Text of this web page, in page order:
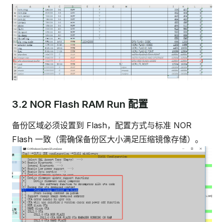
3.2 NOR Flash RAM Run 配置
备份区域必须设置到 Flash，配置方式与标准 NOR
Flash 一致（需确保备份区大小满足压缩镜像存储）。